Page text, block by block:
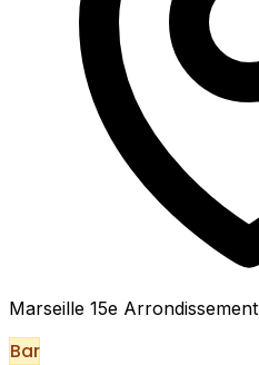
Marseille 15e Arrondissement
Bar